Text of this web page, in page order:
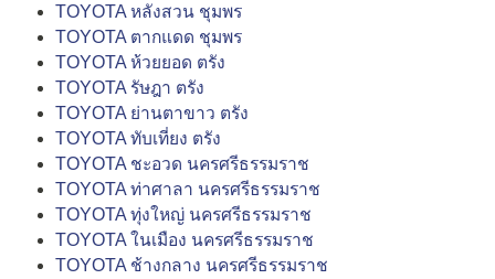
TOYOTA หลังสวน ชุมพร
TOYOTA ตากแดด ชุมพร
TOYOTA ห้วยยอด ตรัง
TOYOTA รัษฎา ตรัง
TOYOTA ย่านตาขาว ตรัง
TOYOTA ทับเที่ยง ตรัง
TOYOTA ชะอวด นครศรีธรรมราช
TOYOTA ท่าศาลา นครศรีธรรมราช
TOYOTA ทุ่งใหญ่ นครศรีธรรมราช
TOYOTA ในเมือง นครศรีธรรมราช
TOYOTA ช้างกลาง นครศรีธรรมราช